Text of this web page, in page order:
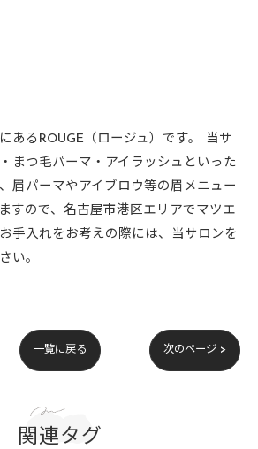
あるROUGE（ロージュ）です。 当サ
まつ毛パーマ・アイラッシュといった
眉パーマやアイブロウ等の眉メニュー
すので、名古屋市港区エリアでマツエ
手入れをお考えの際には、当サロンを
い。
一覧に戻る 次のページ >
関連タグ